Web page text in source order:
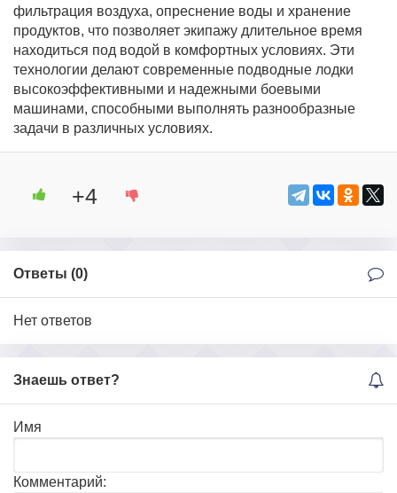
фильтрация воздуха, опреснение воды и хранение
продуктов, что позволяет экипажу длительное время
находиться под водой в комфортных условиях. Эти
технологии делают современные подводные лодки
высокоэффективными и надежными боевыми
машинами, способными выполнять разнообразные
задачи в различных условиях.
+4
Ответы (0)
Нет ответов
Знаешь ответ?
Имя
Комментарий: